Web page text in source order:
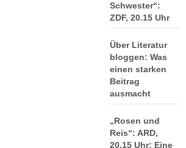
Schwester“:
ZDF, 20.15 Uhr
Über Literatur
bloggen: Was
einen starken
Beitrag
ausmacht
„Rosen und
Reis“: ARD,
20.15 Uhr: Eine